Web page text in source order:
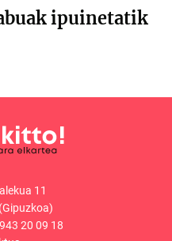
ipuinetatik
11
943 20 09 18